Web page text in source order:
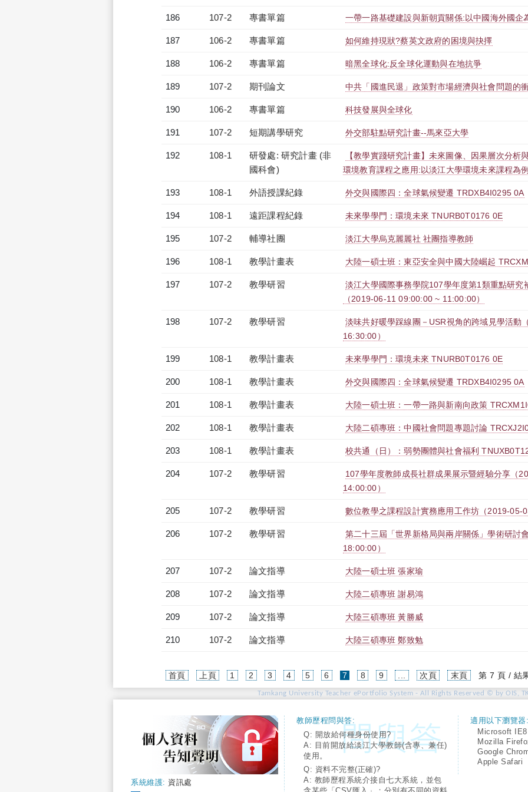
186 107-2 專書單篇 一帶一路基礎建設與新朝貢關係:以中國海外國企
187 106-2 專書單篇 如何維持現狀?蔡英文政府的困境與抉擇
188 106-2 專書單篇 暗黑全球化:反全球化運動與在地抗爭
189 107-2 期刊論文 中共「國進民退」政策對市場經濟與社會問題的
190 106-2 專書單篇 科技發展與全球化
191 107-2 短期講學研究 外交部駐點研究計畫--馬來亞大學
192 108-1
研發處: 研究計畫 (非
國科會)
【教學實踐研究計畫】未來圖像、因果層次分析
環境教育課程之應用:以淡江大學環境未來課程為
193 108-1 外語授課紀錄 外交與國際四：全球氣候變遷 TRDXB4I0295 0A
194 108-1 遠距課程紀錄 未來學學門：環境未來 TNURB0T0176 0E
195 107-2 輔導社團 淡江大學烏克麗麗社 社團指導教師
196 108-1 教學計畫表 大陸一碩士班：東亞安全與中國大陸崛起
197 107-2 教學研習
淡江大學國際事務學院107學年度第1類重點研究
（2019-06-11 09:00:00 ~ 11:00:00）
198 107-2 教學研習
淡味共好暖學踩線團－USR視角的跨域見學活動
16:30:00）
199 108-1 教學計畫表 未來學學門：環境未來 TNURB0T0176 0E
200 108-1 教學計畫表 外交與國際四：全球氣候變遷 TRDXB4I0295 0A
201 108-1 教學計畫表 大陸一碩士班：一帶一路與新南向政策
202 108-1 教學計畫表 大陸二碩專班：中國社會問題專題討論
203 108-1 教學計畫表 校共通（日）：弱勢團體與社會福利
204 107-2 教學研習
107學年度教師成長社群成果展示暨經驗分享（
14:00:00）
205 107-2 教學研習 數位教學之課程設計實務應用工作坊（2019-
206 107-2 教學研習
第二十三屆「世界新格局與兩岸關係」學術研討
18:00:00）
207 107-2 論文指導 大陸一碩士班 張家瑜
208 107-2 論文指導 大陸二碩專班 謝易鴻
209 107-2 論文指導 大陸三碩專班 黃勝威
210 107-2 論文指導 大陸三碩專班 鄭致勉
首頁 上頁 1 2 3 4 5 6 7 (current)
8 9 次頁 末頁 第 7 頁 / 結
Tamkang University Teacher ePortfolio System - All Rights Reserved © by OIS,
系統維護: 資訊處
教師歷程問與答:
Q: 開放給何種身份使用?
A: 目前開放給淡江大學教師(含專、兼任)
使用。
Q: 資料不完整(正確)?
A: 教師歷程系統介接自七大系統，並包
適用以下瀏覽器:
Microsoft
Mozilla
Google
Apple Safari